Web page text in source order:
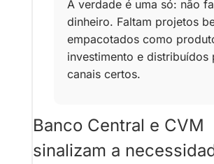
A verdade é uma só: não
dinheiro. Faltam projetos
empacotados como
investimento e distribuídos
canais certos.
Banco Central e CVM
sinalizam a